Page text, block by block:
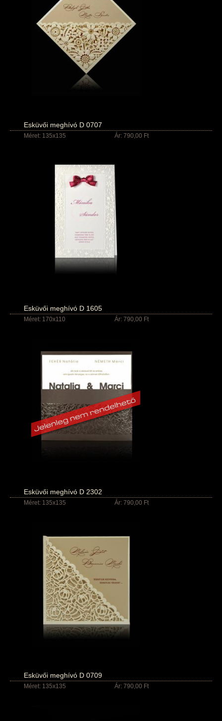
Esküvői meghívó D 0707
Méret: 135x135 Ár: 790,00 Ft
Esküvői meghívó D 1605
Méret: 170x110 Ár: 790,00 Ft
Esküvői meghívó D 2302
Méret: 135x135 Ár: 790,00 Ft
Esküvői meghívó D 0709
Méret: 135x135 Ár: 790,00 Ft